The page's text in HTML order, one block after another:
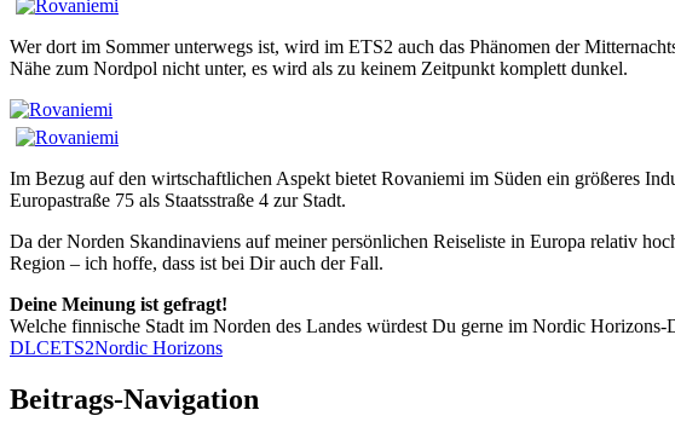
Wer dort im Sommer unterwegs ist, wird im ETS2 auch das Phänomen der
Nähe zum Nordpol nicht unter, es wird als zu keinem Zeitpunkt komplett dunkel.
Im Bezug auf den wirtschaftlichen Aspekt bietet Rovaniemi im Süden ein größeres
Europastraße 75 als Staatsstraße 4 zur Stadt.
Da der Norden Skandinaviens auf meiner persönlichen Reiseliste in Europa relativ
Region – ich hoffe, dass ist bei Dir auch der Fall.
Deine Meinung ist gefragt!
Welche finnische Stadt im Norden des Landes würdest Du gerne im Nordic Horizons-
DLCETS2Nordic Horizons
Beitrags-Navigation